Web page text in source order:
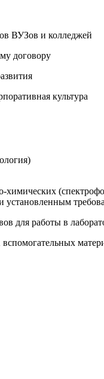
ВУЗов и колледжей
договору
культура
установленным
для работы в
вспомогательных